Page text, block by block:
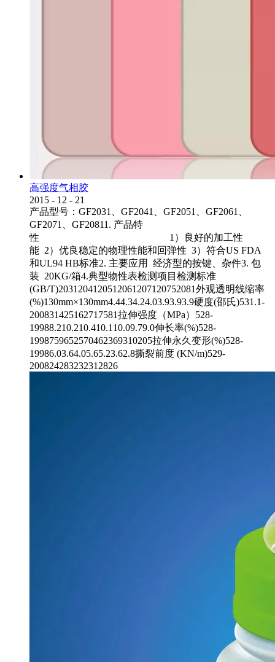
高强度气相胶
2015 - 12 - 21
产品型号：GF2031、GF2041、GF2051、GF2061、
GF2071、GF20811. 产品特
性 1）良好的加工性
能 2）优良稳定的物理性能和回弹性 3）符合US FDA
和UL94 HB标准2. 主要应用 经济型的按键、杂件3. 包
装 20KG/箱4.典型物性表检测项目检测标准
(GB/T)2031204120512061207120752081外观透明线缩率
(%)130mm×130mm4.44.34.24.03.93.93.9硬度(邵氏)531.1-
200831425162717581拉伸强度（MPa）528-
19988.210.210.410.110.09.79.0伸长率(%)528-
1998759652570462369310205拉伸永久变形(%)528-
19986.03.64.05.65.23.62.8撕裂前度 (KN/m)529-
200824283232312826